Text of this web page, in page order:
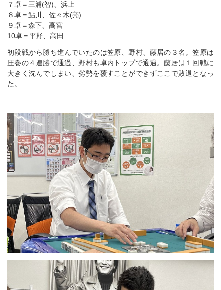
７卓＝三浦(智)、浜上
８卓＝鮎川、佐々木(亮)
９卓＝森下、高宮
10卓＝平野、高田
初段戦から勝ち進んでいたのは笠原、野村、藤居の３名。笠原は
圧巻の４連勝で通過、野村も卓内トップで通過。藤居は１回戦に
大きく沈んでしまい、劣勢を覆すことができずここで敗退となっ
た。